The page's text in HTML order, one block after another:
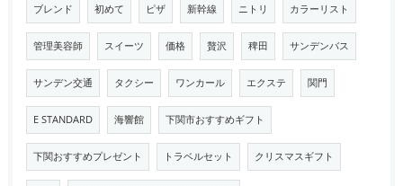
ブレンド 初めて ピザ 新幹線 ニトリ カラーリスト
管理美容師 スイーツ 価格 贅沢 稗田 サンデンバス
サンデン交通 タクシー ワンカール エクステ 関門
E STANDARD 海響館 下関市おすすめギフト
下関おすすめプレゼント トラベルセット クリスマスギフト